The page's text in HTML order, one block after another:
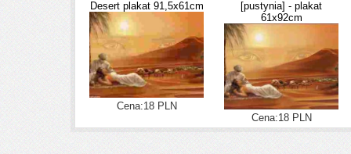
Desert plakat 91,5x61cm
Cena:18 PLN
[pustynia] - plakat
61x92cm
Cena:18 PLN